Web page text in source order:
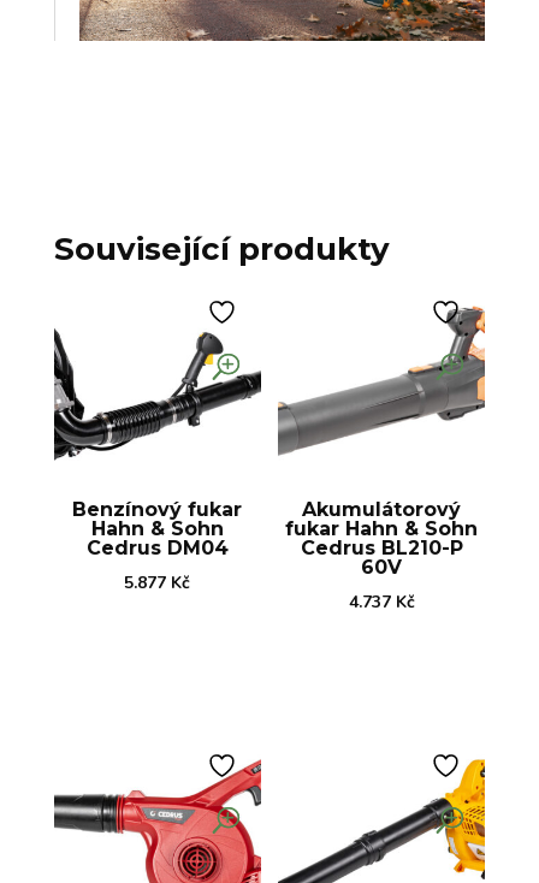
Související produkty
Benzínový fukar
Hahn & Sohn
Cedrus DM04
5.877 Kč
Akumulátorový
fukar Hahn & Sohn
Cedrus BL210-P
60V
4.737 Kč